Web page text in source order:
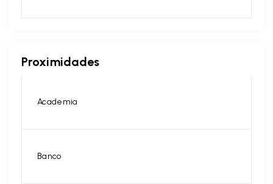
Proximidades
Academia
Banco